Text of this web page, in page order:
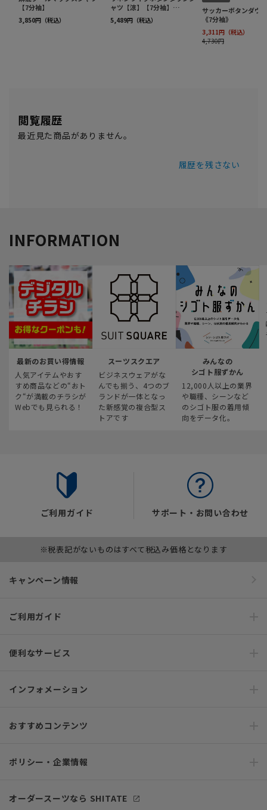
閲覧履歴
最近見た商品がありません。
履歴を残さない
INFORMATION
最新のお買い得情報
人気アイテムやおす
すめ商品などの“おト
ク“が満載のチラシが
Webでも見られる！
スーツスクエア
ビジネスウェアがな
んでも揃う、4つのブ
ランドが一体となっ
た新感覚の複合型ス
トアです
みんなの
シゴト服ずかん
12,000人以上の業界
や職種、シーンなど
のシゴト服の着用傾
向をデータ化。
ご利用ガイド サポート・お問い合わせ
※税表記がないものはすべて税込み価格となります
キャンペーン情報
ご利用ガイド
便利なサービス
インフォメーション
おすすめコンテンツ
ポリシー・企業情報
オーダースーツなら SHITATE